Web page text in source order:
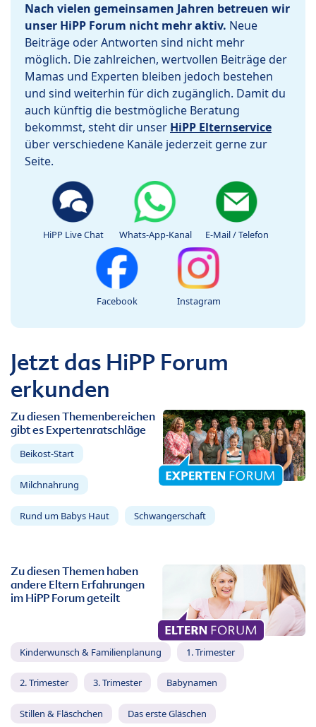
Nach vielen gemeinsamen Jahren betreuen wir
unser HiPP Forum nicht mehr aktiv. Neue
Beiträge oder Antworten sind nicht mehr
möglich. Die zahlreichen, wertvollen Beiträge der
Mamas und Experten bleiben jedoch bestehen
und sind weiterhin für dich zugänglich. Damit du
auch künftig die bestmögliche Beratung
bekommst, steht dir unser HiPP Elternservice
über verschiedene Kanäle jederzeit gerne zur
Seite.
HiPP Live Chat Whats-App-Kanal E-Mail / Telefon
Facebook Instagram
Jetzt das HiPP Forum
erkunden
Zu diesen Themenbereichen
gibt es Expertenratschläge
Beikost-Start
Milchnahrung
Rund um Babys Haut Schwangerschaft
Zu diesen Themen haben
andere Eltern Erfahrungen
im HiPP Forum geteilt
Kinderwunsch & Familienplanung 1. Trimester
2. Trimester 3. Trimester Babynamen
Stillen & Fläschchen Das erste Gläschen